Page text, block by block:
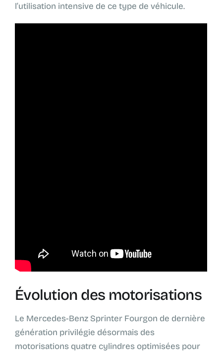
l’utilisation intensive de ce type de véhicule.
Évolution des motorisations
Le Mercedes-Benz Sprinter Fourgon de dernière
génération privilégie désormais des
motorisations quatre cylindres optimisées pour